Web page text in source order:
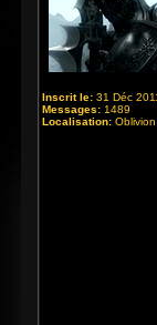
Inscrit le: 31 Déc
Messages: 1489
Localisation: Oblivion